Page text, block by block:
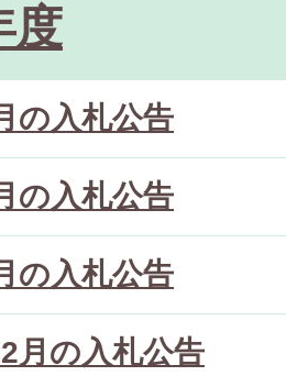
度
の入札公告
の入札公告
の入札公告
月の入札公告